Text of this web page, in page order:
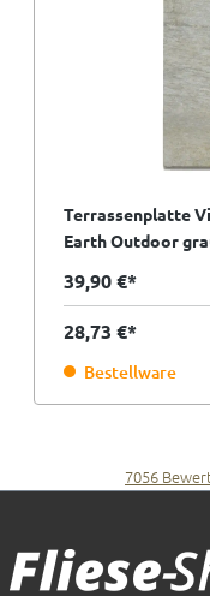
Terrassenplatte
Earth Outdoor
39,90 €*
28,73 €*
Bestellware
7056